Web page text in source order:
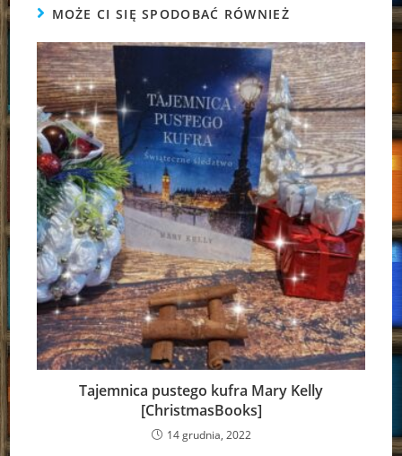
MOŻE CI SIĘ SPODOBAĆ RÓWNIEŻ
Tajemnica pustego kufra Mary Kelly
[ChristmasBooks]
14 grudnia, 2022